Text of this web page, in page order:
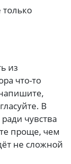
из
что-то
В
чувства
проще, чем
не сложной